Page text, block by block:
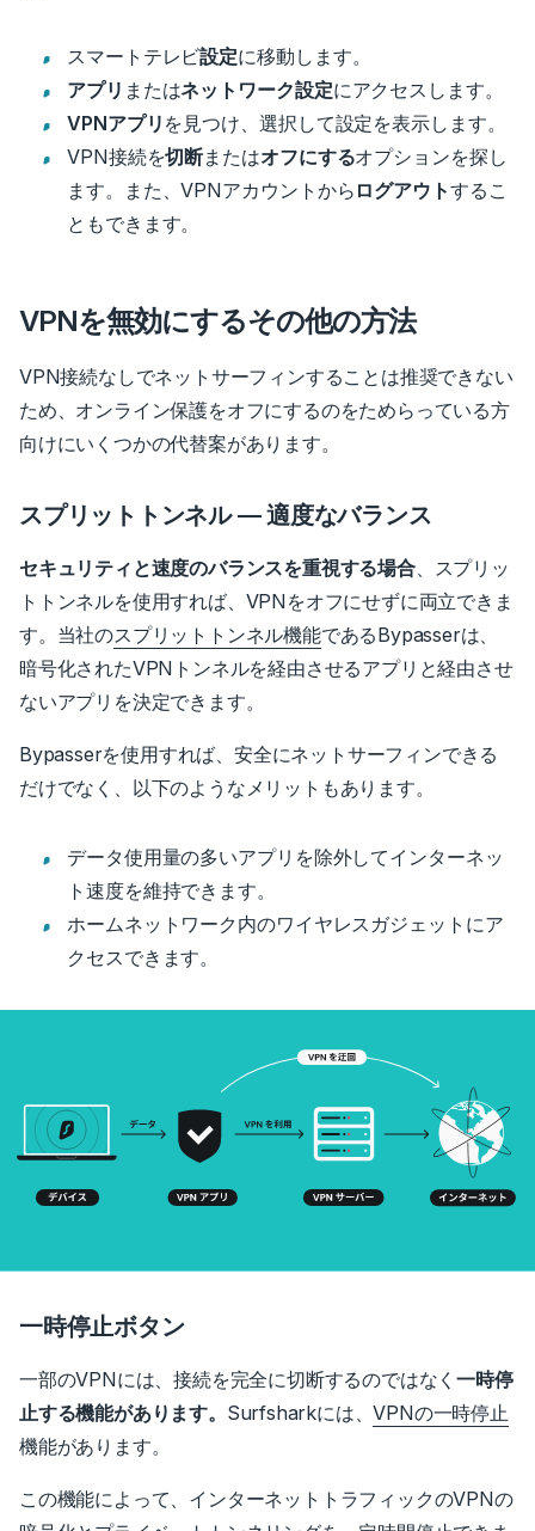
スマートテレビ設定に移動します。
アプリ またはネットワーク設定にアクセスします。
VPNアプリ を見つけ、選択して設定を表示します。
VPN接続を切断またはオフにするオプションを探し
ます。
また、VPNアカウントから ログアウトするこ
ともできます。
VPNを無効にするその他の方法
VPN接続なしでネットサーフィンすることは推奨できない
ため、オンライン保護をオフにするのをためらっている方
向けにいくつかの代替案があります。
スプリットトンネル — 適度なバランス
セキュリティと速度のバランスを重視する場合、スプリッ
トトンネルを使用すれば、VPNをオフにせずに両立できま
す。 当社のスプリットトンネル機能であるBypasserは、
暗号化されたVPNトンネルを経由させるアプリと経由させ
ないアプリを決定できます。
Bypasserを使用すれば、安全にネットサーフィンできる
だけでなく、以下のようなメリットもあります。
データ使用量の多いアプリを除外してインターネッ
ト速度を維持できます。
ホームネットワーク内のワイヤレスガジェットにア
クセスできます。
一時停止ボタン
一部のVPNには、接続を完全に切断するのではなく一時停
止する機能があります。 Surfsharkには、VPNの一時停止
機能があります。
この機能によって、インターネットトラフィックのVPNの